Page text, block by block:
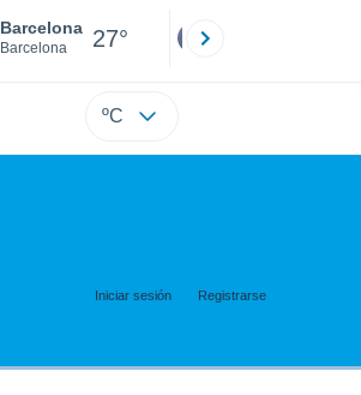
Barcelona
Barcelona 27°
ºC
Iniciar sesión Registrarse